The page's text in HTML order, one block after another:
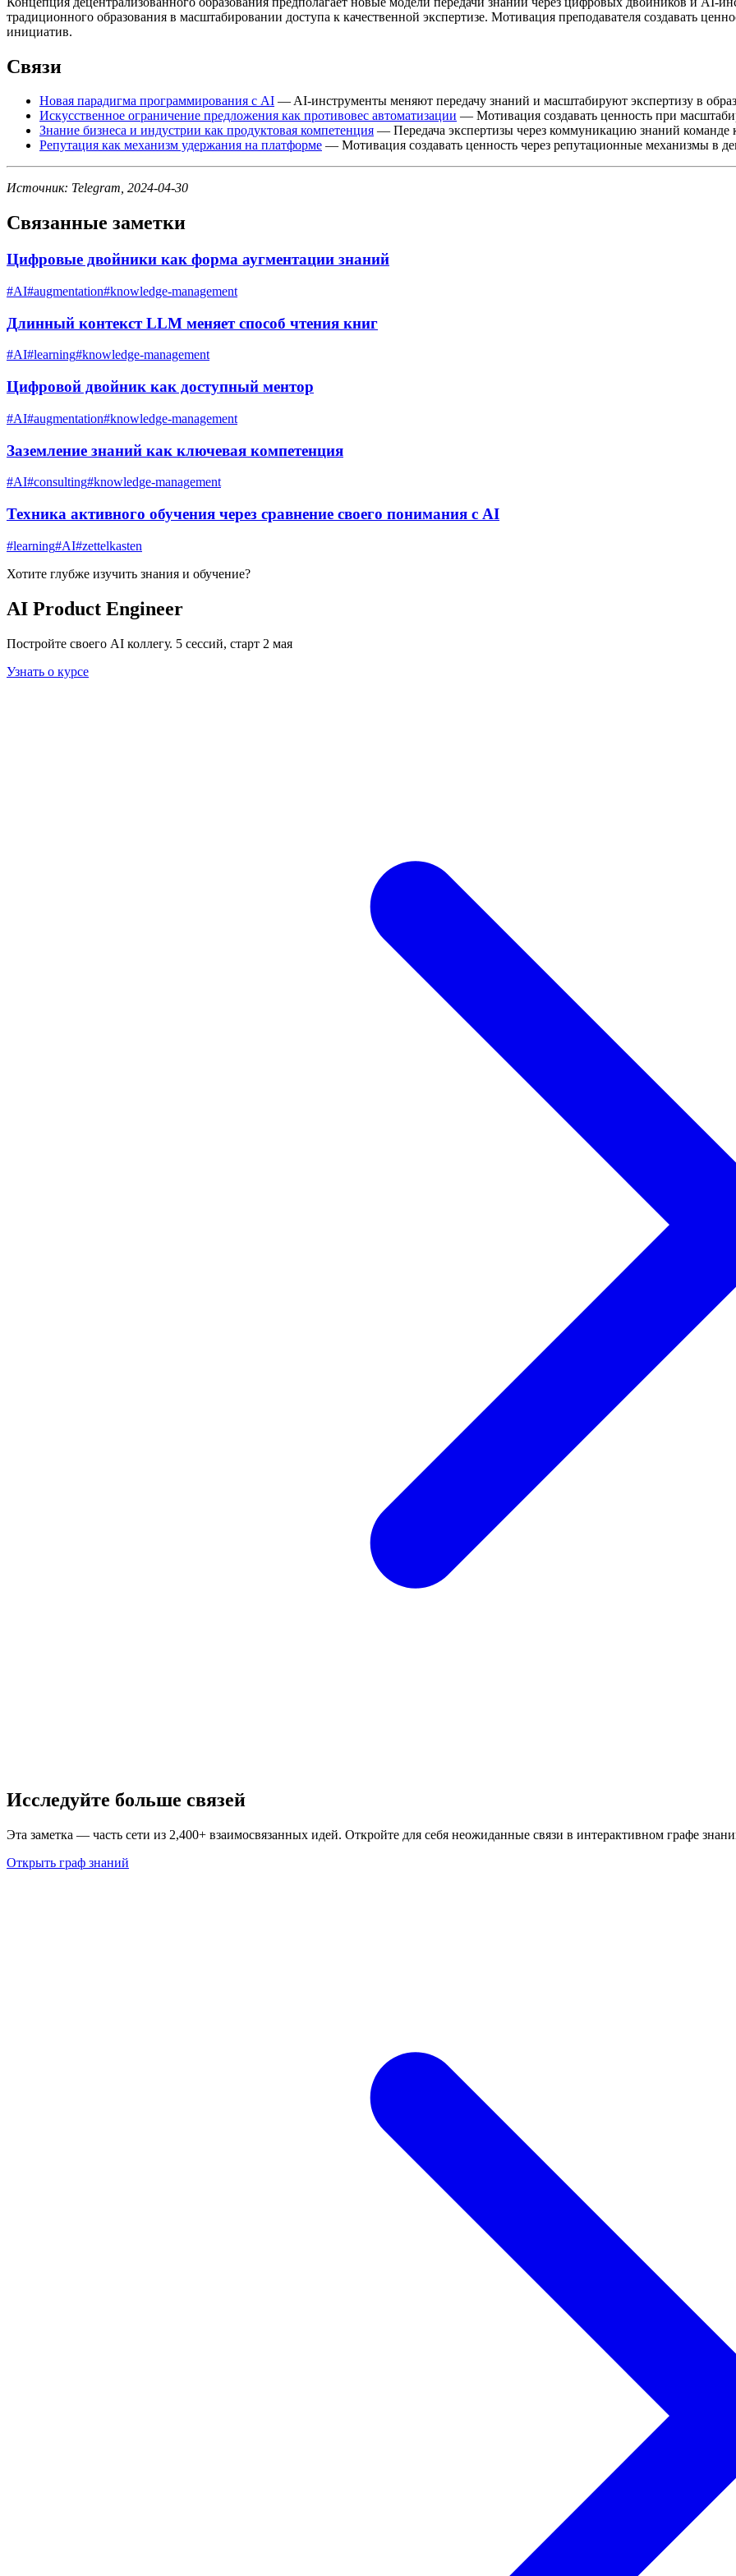
традиционного образования в масштабировании доступа к качественной экспертизе. Мотивация преподавателя создавать
инициатив.
Связи
Новая парадигма программирования с AI — AI-инструменты меняют передачу знаний и масштабируют экспертизу в
Искусственное ограничение предложения как противовес автоматизации — Мотивация создавать ценность при
Знание бизнеса и индустрии как продуктовая компетенция — Передача экспертизы через коммуникацию знаний команде
Репутация как механизм удержания на платформе — Мотивация создавать ценность через репутационные механизмы в
Источник: Telegram, 2024-04-30
Связанные заметки
Цифровые двойники как форма аугментации знаний
#AI#augmentation#knowledge-management
Длинный контекст LLM меняет способ чтения книг
#AI#learning#knowledge-management
Цифровой двойник как доступный ментор
#AI#augmentation#knowledge-management
Заземление знаний как ключевая компетенция
#AI#consulting#knowledge-management
Техника активного обучения через сравнение своего понимания с AI
#learning#AI#zettelkasten
Хотите глубже изучить знания и обучение?
AI Product Engineer
Постройте своего AI коллегу. 5 сессий, старт 2 мая
Узнать о курсе
Исследуйте больше связей
Эта заметка — часть сети из 2,400+ взаимосвязанных идей. Откройте для себя неожиданные связи в интерактивном графе
Открыть граф знаний